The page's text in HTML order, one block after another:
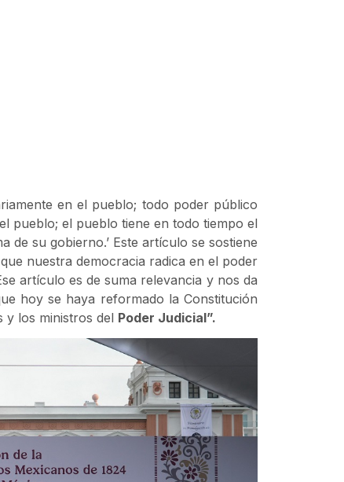
en el pueblo; todo poder público
pueblo; el pueblo tiene en todo tiempo el
de su gobierno.’ Este artículo se sostiene
nuestra democracia radica en el poder
artículo es de suma relevancia y nos da
hoy se haya reformado la Constitución
y los ministros del Poder Judicial”.